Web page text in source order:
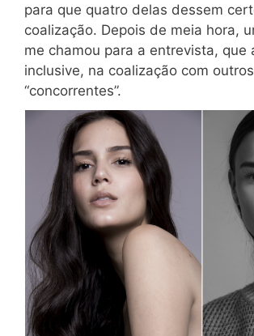
para que quatro delas dessem
coalização. Depois de meia hora,
me chamou para a entrevista, que
inclusive, na coalização com outros
“concorrentes”.